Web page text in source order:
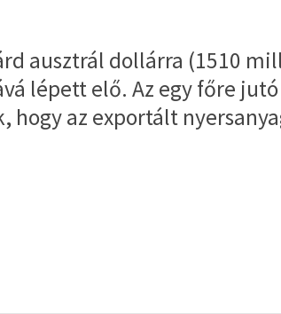
ausztrál dollárra (1510
lépett elő. Az egy főre jutó
az exportált